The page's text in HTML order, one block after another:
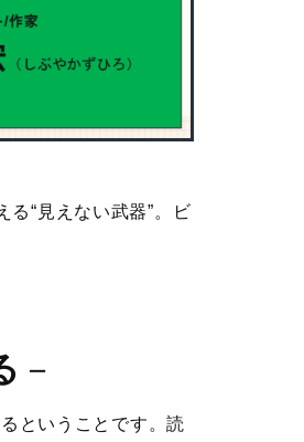
“見えない武器”。ビ
－
ということです。読